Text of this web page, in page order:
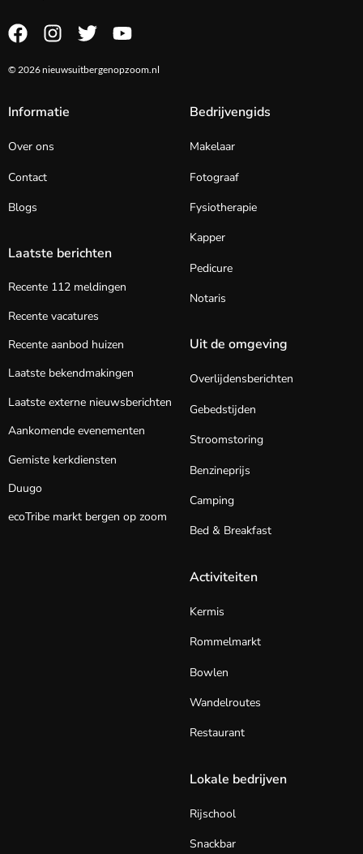
© 2026 nieuwsuitbergenopzoom.nl
Informatie
Over ons
Contact
Blogs
Laatste berichten
Recente 112 meldingen
Recente vacatures
Recente aanbod huizen
Laatste bekendmakingen
Laatste externe nieuwsberichten
Aankomende evenementen
Gemiste kerkdiensten
Duugo
ecoTribe markt bergen op zoom
Bedrijvengids
Makelaar
Fotograaf
Fysiotherapie
Kapper
Pedicure
Notaris
Uit de omgeving
Overlijdensberichten
Gebedstijden
Stroomstoring
Benzineprijs
Camping
Bed & Breakfast
Activiteiten
Kermis
Rommelmarkt
Bowlen
Wandelroutes
Restaurant
Lokale bedrijven
Rijschool
Snackbar